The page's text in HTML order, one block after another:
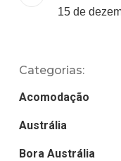
15 de
Categorias:
Acomodação
Austrália
Bora Austrália